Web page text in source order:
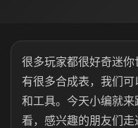
很多玩家都很好奇迷
有很多合成表，我们
和工具。今天小编就
看，感兴趣的朋友们走